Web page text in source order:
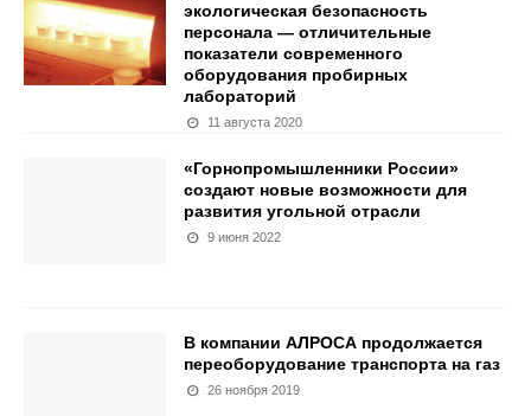
экологическая безопасность
персонала — отличительные
показатели современного
оборудования пробирных
лабораторий
11 августа 2020
«Горнопромышленники России»
создают новые возможности для
развития угольной отрасли
9 июня 2022
В компании АЛРОСА продолжается
переоборудование транспорта на газ
26 ноября 2019